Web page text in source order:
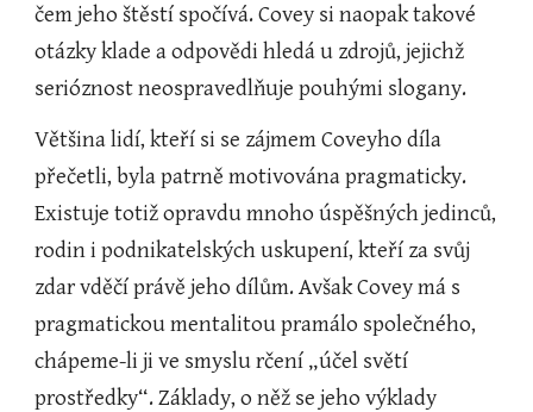
čem jeho štěstí spočívá. Covey si naopak takové
otázky klade a odpovědi hledá u zdrojů, jejichž
serióznost neospravedlňuje pouhými slogany.
Většina lidí, kteří si se zájmem Coveyho díla
přečetli, byla patrně motivována pragmaticky.
Existuje totiž opravdu mnoho úspěšných jedinců,
rodin i podnikatelských uskupení, kteří za svůj
zdar vděčí právě jeho dílům. Avšak Covey má s
pragmatickou mentalitou pramálo společného,
chápeme-li ji ve smyslu rčení „účel světí
prostředky“. Základy, o něž se jeho výklady